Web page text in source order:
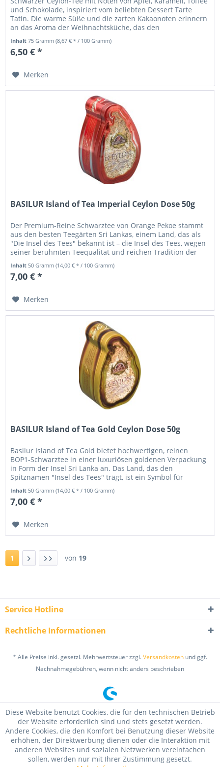
und Schokolade, inspiriert vom beliebten Dessert Tarte
Tatin. Die warme Süße und die zarten Kakaonoten erinnern
an das Aroma der Weihnachtsküche, das den
Inhalt75 Gramm(8,67 € * / 100 Gramm)
6,50 € *
Merken
BASILUR Island of Tea Imperial Ceylon Dose 50g
Der Premium-Reine Schwarztee von Orange Pekoe stammt
aus den besten Teegärten Sri Lankas, einem Land, das als
"Die Insel des Tees" bekannt ist – die Insel des Tees, wegen
seiner berühmten Teequalität und reichen Tradition der
Inhalt50 Gramm(14,00 € * / 100 Gramm)
7,00 € *
Merken
BASILUR Island of Tea Gold Ceylon Dose 50g
Basilur Island of Tea Gold bietet hochwertigen, reinen
BOP1-Schwarztee in einer luxuriösen goldenen Verpackung
in Form der Insel Sri Lanka an. Das Land, das den
Spitznamen "Insel des Tees" trägt, ist ein Symbol für
Inhalt50 Gramm(14,00 € * / 100 Gramm)
7,00 € *
Merken
1 von 19
Service Hotline
Rechtliche Informationen
* Alle Preise inkl. gesetzl. Mehrwertsteuer zzgl.Versandkosten und ggf.
Nachnahmegebühren, wenn nicht anders beschrieben
Diese Website benutzt Cookies, die für den technischen Betrieb
der Website erforderlich sind und stets gesetzt werden.
Andere Cookies, die den Komfort bei Benutzung dieser Website
erhöhen, der Direktwerbung dienen oder die Interaktion mit
anderen Websites und sozialen Netzwerken vereinfachen
sollen, werden nur mit Ihrer Zustimmung gesetzt.